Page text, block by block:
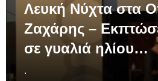
Λευκή Νύχτα στα
Ζαχάρης –
σε γυαλιά ηλίου…
.